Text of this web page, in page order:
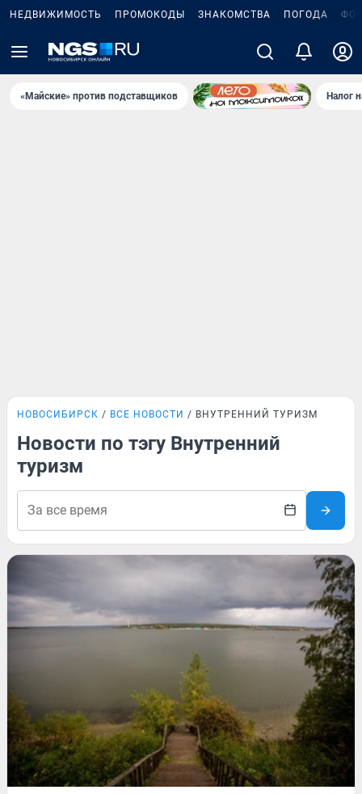
НЕДВИЖИМОСТЬ ПРОМОКОДЫ ЗНАКОМСТВА ПОГОДА
«Майские» против подставщиков Налог
НОВОСИБИРСК ВСЕ НОВОСТИ ВНУТРЕННИЙ ТУРИЗМ
Новости по тэгу Внутренний
туризм